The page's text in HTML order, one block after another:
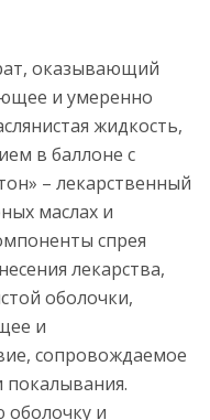
оказывающий
и умеренно
жидкость,
в баллоне с
– лекарственный
маслах и
спрея
лекарства,
оболочки,
и
сопровождаемое
оболочку и